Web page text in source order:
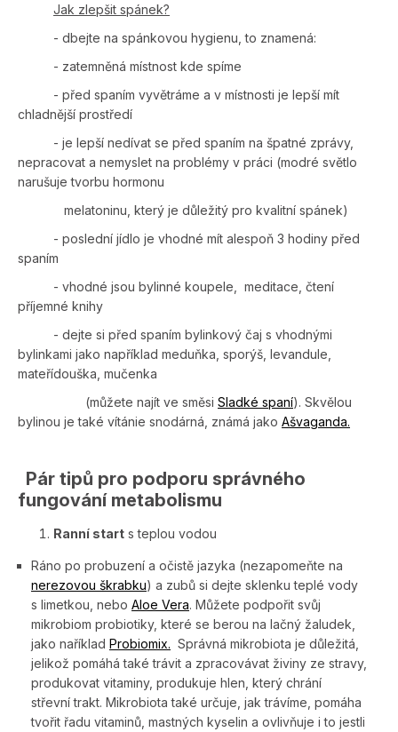
Jak zlepšit spánek?
- dbejte na spánkovou hygienu, to znamená:
- zatemněná místnost kde spíme
- před spaním vyvětráme a v místnosti je lepší mít
chladnější prostředí
- je lepší nedívat se před spaním na špatné zprávy,
nepracovat a nemyslet na problémy v práci (modré světlo
narušuje tvorbu hormonu
melatoninu, který je důležitý pro kvalitní spánek)
- poslední jídlo je vhodné mít alespoň 3 hodiny před
spaním
- vhodné jsou bylinné koupele, meditace, čtení
příjemné knihy
- dejte si před spaním bylinkový čaj s vhodnými
bylinkami jako například meduňka, sporýš, levandule,
mateřídouška, mučenka
(můžete najít ve směsi Sladké spaní). Skvělou
bylinou je také vítánie snodárná, známá jako Ašvaganda.
Pár tipů pro podporu správného
fungování metabolismu
Ranní start s teplou vodou
Ráno po probuzení a očistě jazyka (nezapomeňte na
nerezovou škrabku) a zubů si dejte sklenku teplé vody
s limetkou, nebo Aloe Vera. Můžete podpořit svůj
mikrobiom probiotiky, které se berou na lačný žaludek,
jako naříklad Probiomix. Správná mikrobiota je důležitá,
jelikož pomáhá také trávit a zpracovávat živiny ze stravy,
produkovat vitaminy, produkuje hlen, který chrání
střevní trakt. Mikrobiota také určuje, jak trávíme, pomáha
tvořit řadu vitaminů, mastných kyselin a ovlivňuje i to jestli